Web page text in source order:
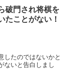
破門され将棋を
たことがない！
したのではないかと
ないと告白しまし